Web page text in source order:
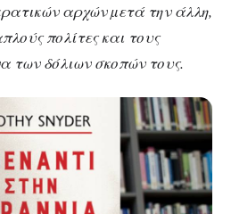
αρχών µετά την άλλη,
πολίτες και τους
των δόλιων σκοπών τους.